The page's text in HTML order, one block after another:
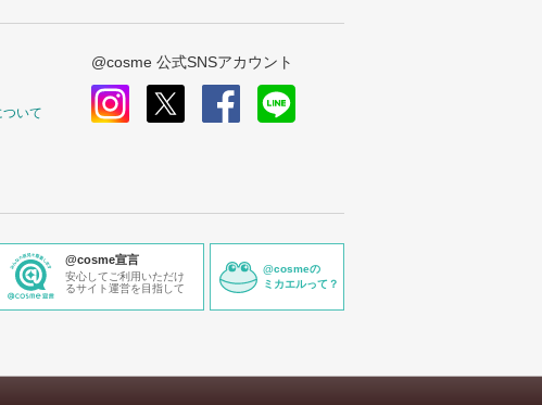
いて
@cosme 公式SNSアカウント
@cosme宣言
安心してご利用いただけ
るサイト運営を目指して
@cosmeの
ミカエルって？